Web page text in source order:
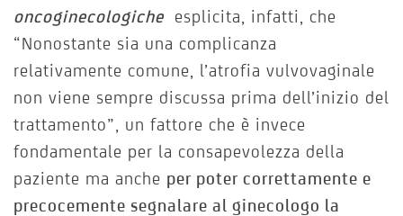
oncoginecologicheesplicita, infatti, che
“Nonostante sia una complicanza
relativamente comune, l’atrofia vulvovaginale
non viene sempre discussa prima dell’inizio del
trattamento”, un fattore che è invece
fondamentale per la consapevolezza della
paziente ma anche per poter correttamente e
precocemente segnalare al ginecologo la